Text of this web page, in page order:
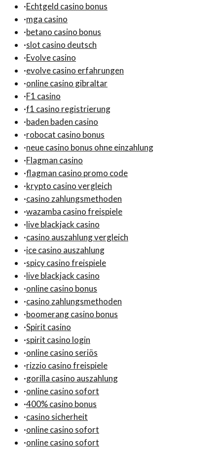
·Echtgeld casino bonus
·mga casino
·betano casino bonus
·slot casino deutsch
·Evolve casino
·evolve casino erfahrungen
·online casino gibraltar
·F1 casino
·f1 casino registrierung
·baden baden casino
·robocat casino bonus
·neue casino bonus ohne einzahlung
·Flagman casino
·flagman casino promo code
·krypto casino vergleich
·casino zahlungsmethoden
·wazamba casino freispiele
·live blackjack casino
·casino auszahlung vergleich
·ice casino auszahlung
·spicy casino freispiele
·live blackjack casino
·online casino bonus
·casino zahlungsmethoden
·boomerang casino bonus
·Spirit casino
·spirit casino login
·online casino seriös
·rizzio casino freispiele
·gorilla casino auszahlung
·online casino sofort
·400% casino bonus
·casino sicherheit
·online casino sofort
·online casino sofort